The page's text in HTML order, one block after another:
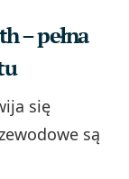
– pełna
się
są